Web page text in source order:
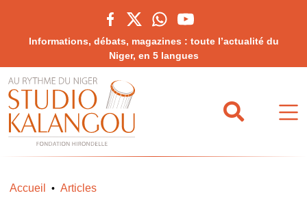
Informations, débats, magazines : toute l’actualité du
Niger, en 5 langues
Accueil • Articles